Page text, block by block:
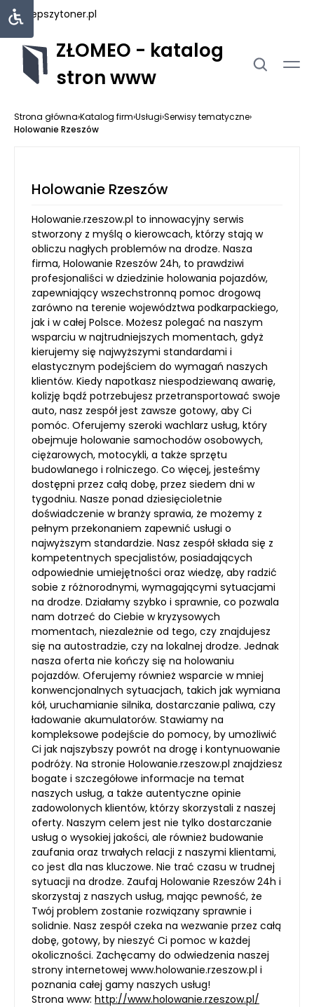
najlepszytoner.pl
ZŁOMEO - katalog
stron www
Strona główna›Katalog firm›Usługi›Serwisy tematyczne›
Holowanie Rzeszów
Holowanie Rzeszów
Holowanie.rzeszow.pl to innowacyjny serwis
stworzony z myślą o kierowcach, którzy stają w
obliczu nagłych problemów na drodze. Nasza
firma, Holowanie Rzeszów 24h, to prawdziwi
profesjonaliści w dziedzinie holowania pojazdów,
zapewniający wszechstronną pomoc drogową
zarówno na terenie województwa podkarpackiego,
jak i w całej Polsce. Możesz polegać na naszym
wsparciu w najtrudniejszych momentach, gdyż
kierujemy się najwyższymi standardami i
elastycznym podejściem do wymagań naszych
klientów. Kiedy napotkasz niespodziewaną awarię,
kolizję bądź potrzebujesz przetransportować swoje
auto, nasz zespół jest zawsze gotowy, aby Ci
pomóc. Oferujemy szeroki wachlarz usług, który
obejmuje holowanie samochodów osobowych,
ciężarowych, motocykli, a także sprzętu
budowlanego i rolniczego. Co więcej, jesteśmy
dostępni przez całą dobę, przez siedem dni w
tygodniu. Nasze ponad dziesięcioletnie
doświadczenie w branży sprawia, że możemy z
pełnym przekonaniem zapewnić usługi o
najwyższym standardzie. Nasz zespół składa się z
kompetentnych specjalistów, posiadających
odpowiednie umiejętności oraz wiedzę, aby radzić
sobie z różnorodnymi, wymagającymi sytuacjami
na drodze. Działamy szybko i sprawnie, co pozwala
nam dotrzeć do Ciebie w kryzysowych
momentach, niezależnie od tego, czy znajdujesz
się na autostradzie, czy na lokalnej drodze. Jednak
nasza oferta nie kończy się na holowaniu
pojazdów. Oferujemy również wsparcie w mniej
konwencjonalnych sytuacjach, takich jak wymiana
kół, uruchamianie silnika, dostarczanie paliwa, czy
ładowanie akumulatorów. Stawiamy na
kompleksowe podejście do pomocy, by umożliwić
Ci jak najszybszy powrót na drogę i kontynuowanie
podróży. Na stronie Holowanie.rzeszow.pl znajdziesz
bogate i szczegółowe informacje na temat
naszych usług, a także autentyczne opinie
zadowolonych klientów, którzy skorzystali z naszej
oferty. Naszym celem jest nie tylko dostarczanie
usług o wysokiej jakości, ale również budowanie
zaufania oraz trwałych relacji z naszymi klientami,
co jest dla nas kluczowe. Nie trać czasu w trudnej
sytuacji na drodze. Zaufaj Holowanie Rzeszów 24h i
skorzystaj z naszych usług, mając pewność, że
Twój problem zostanie rozwiązany sprawnie i
solidnie. Nasz zespół czeka na wezwanie przez całą
dobę, gotowy, by nieszyć Ci pomoc w każdej
okoliczności. Zachęcamy do odwiedzenia naszej
strony internetowej www.holowanie.rzeszow.pl i
poznania całej gamy naszych usług!
Strona www: http://www.holowanie.rzeszow.pl/